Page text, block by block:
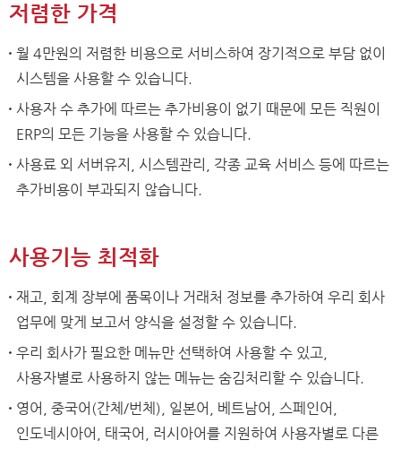
저렴한 가격
월 4만원의 저렴한 비용으로 서비스하여 장기적으로 부담 없이
시스템을 사용할 수 있습니다.
사용자 수 추가에 따르는 추가비용이 없기 때문에 모든 직원이
ERP의 모든 기능을 사용할 수 있습니다.
사용료 외 서버유지, 시스템관리, 각종 교육 서비스 등에 따르는
추가비용이 부과되지 않습니다.
사용기능 최적화
재고, 회계 장부에 품목이나 거래처 정보를 추가하여 우리 회사
업무에 맞게 보고서 양식을 설정할 수 있습니다.
우리 회사가 필요한 메뉴만 선택하여 사용할 수 있고,
사용자별로 사용하지 않는 메뉴는 숨김처리할 수 있습니다.
영어, 중국어(간체/번체), 일본어, 베트남어, 스페인어,
인도네시아어, 태국어, 러시아어를 지원하여 사용자별로 다른